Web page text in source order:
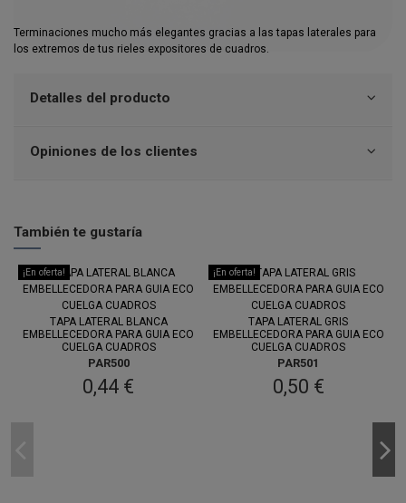
Terminaciones mucho más elegantes gracias a las tapas laterales para
los extremos de tus rieles expositores de cuadros.
Detalles del producto
Opiniones de los clientes
También te gustaría
¡En oferta!
TAPA LATERAL BLANCA
EMBELLECEDORA PARA GUIA ECO
CUELGA CUADROS
PAR500
0,44 €
¡En oferta!
TAPA LATERAL GRIS
EMBELLECEDORA PARA GUIA ECO
CUELGA CUADROS
PAR501
0,50 €